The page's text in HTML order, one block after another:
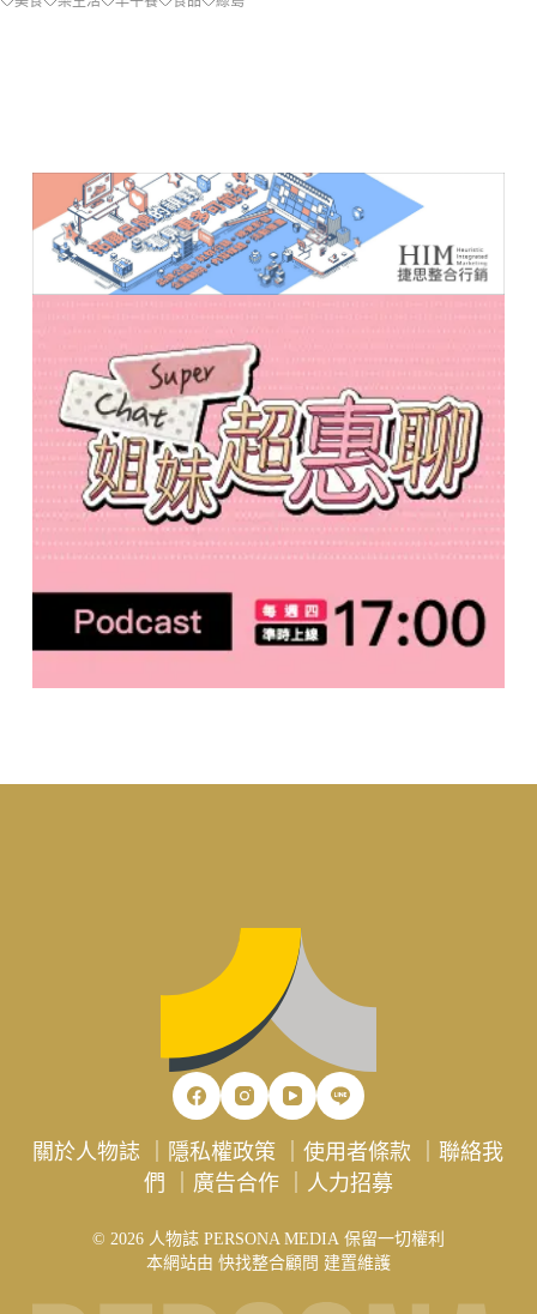
關於人物誌 隱私權政策 ｜使用者條款 ｜聯絡我
們
廣告合作｜ 人力招募
© 2026 人物誌 PERSONA MEDIA 保留一切權利
本網站由 快找整合顧問 建置維護